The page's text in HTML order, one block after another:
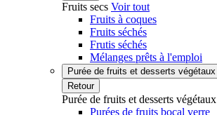
Fruits secs Voir tout
Fruits à coques
Fruits séchés
Frutis séchés
Mélanges prêts à l'emploi
Purée de fruits et desserts végétaux
Retour
Purée de fruits et desserts végétaux
Purées de fruits bocal verre